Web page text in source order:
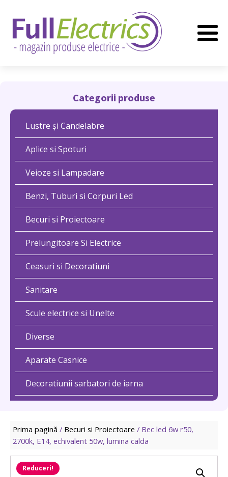
Categorii produse
Lustre și Candelabre
Aplice si Spoturi
Veioze si Lampadare
Benzi, Tuburi si Corpuri Led
Becuri si Proiectoare
Prelungitoare Si Electrice
Ceasuri si Decoratiuni
Sanitare
Scule electrice si Unelte
Diverse
Aparate Casnice
Decoratiunii sarbatori de iarna
Prima pagină / Becuri si Proiectoare / Bec led 6w r50,
2700k, E14, echivalent 50w, lumina calda
Reduceri!